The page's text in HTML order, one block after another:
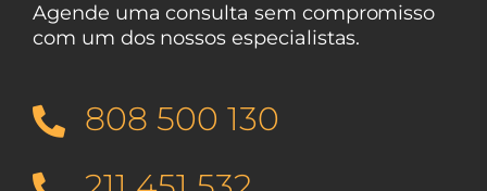
Agende uma consulta sem compromisso
com um dos nossos especialistas.
808 500 130